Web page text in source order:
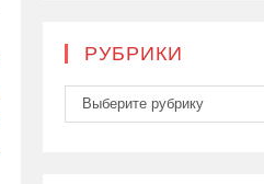
РУБРИКИ
Рубрики
Выберите рубрику